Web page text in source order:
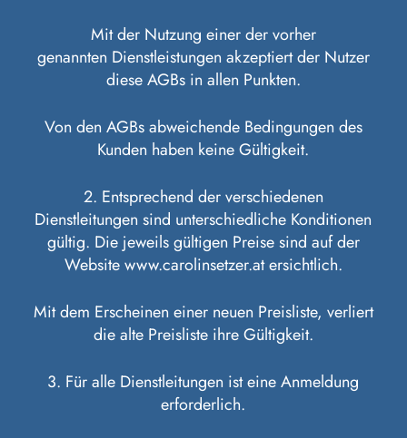
Mit der Nutzung einer der vorher
genannten Dienstleistungen akzeptiert der Nutzer
diese AGBs in allen Punkten.
Von den AGBs abweichende Bedingungen des
Kunden haben keine Gültigkeit.
2. Entsprechend der verschiedenen
Dienstleitungen sind unterschiedliche Konditionen
gültig. Die jeweils gültigen Preise sind auf der
Website www.carolinsetzer.at ersichtlich.
Mit dem Erscheinen einer neuen Preisliste, verliert
die alte Preisliste ihre Gültigkeit.
3. Für alle Dienstleitungen ist eine Anmeldung
erforderlich.